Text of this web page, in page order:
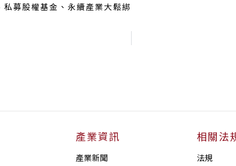
募股權基金、永續產業大鬆綁
產業資訊
產業新聞
相關法
法規